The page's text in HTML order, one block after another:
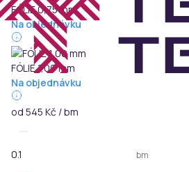
FÓLIE 0,75 mm
Na objednávku
FÓLIE 1,00 mm
Na objednávku
od 545 Kč / bm
bm